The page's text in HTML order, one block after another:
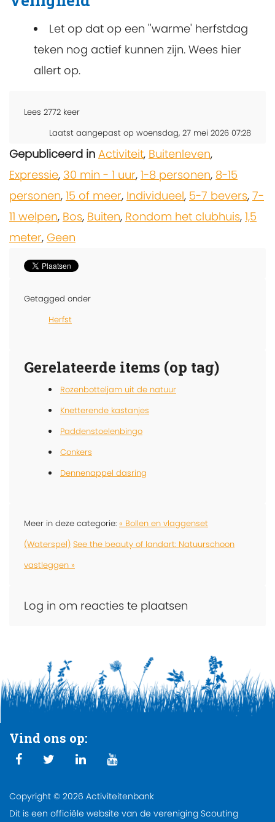
Let op dat op een ''warme' herfstdag
teken nog actief kunnen zijn. Wees hier
allert op.
Lees 2772 keer
Laatst aangepast op woensdag, 27 mei 2026 07:28
Gepubliceerd in Activiteit, Buitenleven,
Expressie, 30 min - 1 uur, 1-8 personen, 8-15
personen, 15 of meer, Individueel, 5-7 bevers, 7-
11 welpen, Bos, Buiten, Rondom het clubhuis, 1,5
meter, Geen
Getagged onder
Herfst
Gerelateerde items (op tag)
Rozenbotteljam uit de natuur
Knetterende kastanjes
Paddenstoelenbingo
Conkers
Dennenappel dasring
Meer in deze categorie: « Bollen en vlaggenset
(Waterspel) See the beauty of landart: Natuurschoon
vastleggen »
Log in om reacties te plaatsen
Vind ons op:
Copyright © 2026 Activiteitenbank
Dit is een officiële website van de vereniging Scouting